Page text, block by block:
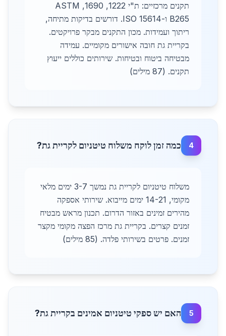
תקנים מרכזיים: ת"י 1222, 1690, ASTM
B265 ו-ISO 15614. דורשים בדיקות מתיחה,
ריתוך ועמידות. מכון התקנים מבקר פרויקטים.
בקריית גת חובה אישורים מקומיים. עמידה
מבטיחה ביטוח ובטיחות. שירותים כוללים ייעוץ
תקנים. (87 מילים)
4 כמה זמן לוקח משלוח טיטניום לקריית גת?
משלוח טיטניום לקריית גת נמשך 3-7 ימים מלאי
מקומי, 14-21 ימים מייבוא. שירותי אספקה
מהירים זמינים באזור הדרום. תכנון מראש מבטיח
זמנים קצרים. בקריית גת מרכז הפצה מקומי מקצר
זמנים. פרטים בשירותי פלדה. (85 מילים)
5 האם יש ספקי טיטניום אמינים בקריית גת?